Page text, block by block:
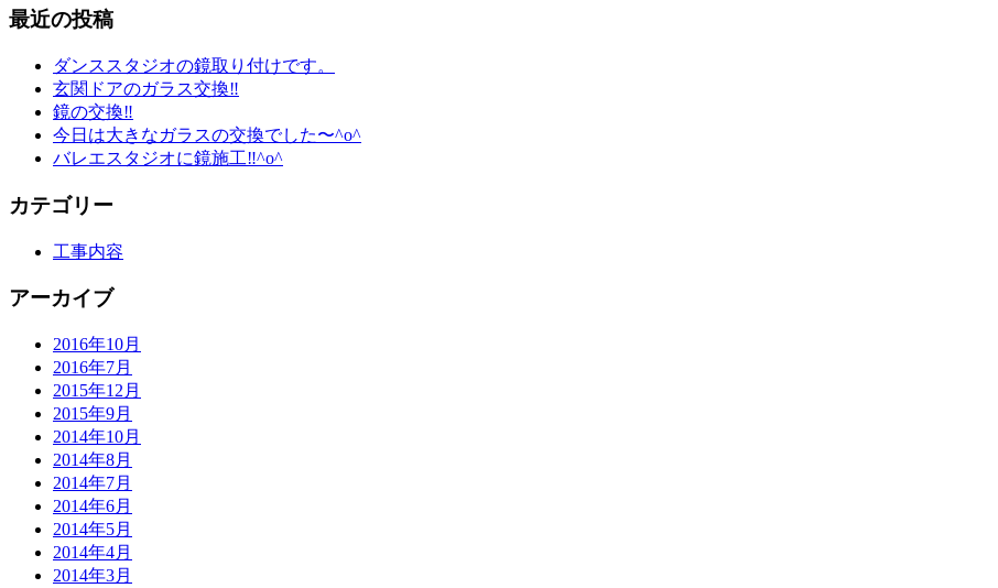
最近の投稿
ダンススタジオの鏡取り付けです。
玄関ドアのガラス交換‼︎
鏡の交換‼︎
今日は大きなガラスの交換でした〜^o^
バレエスタジオに鏡施工‼︎^o^
カテゴリー
工事内容
アーカイブ
2016年10月
2016年7月
2015年12月
2015年9月
2014年10月
2014年8月
2014年7月
2014年6月
2014年5月
2014年4月
2014年3月